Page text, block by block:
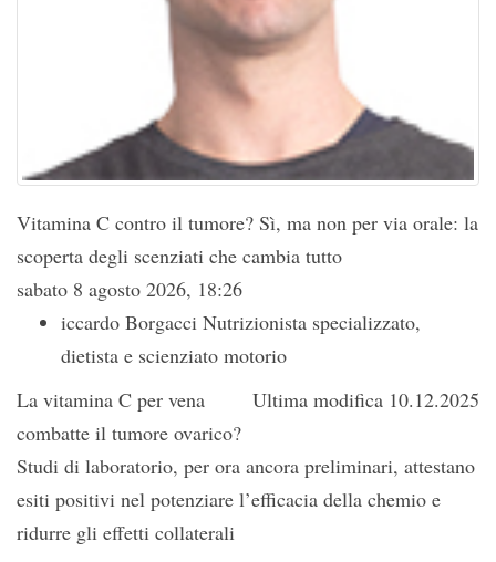
Vitamina C contro il tumore? Sì, ma non per via orale: la
scoperta degli scenziati che cambia tutto
sabato 8 agosto 2026, 18:26
iccardo Borgacci Nutrizionista specializzato,
dietista e scienziato motorio
Ultima modifica 10.12.2025
La vitamina C per vena
combatte il tumore ovarico?
Studi di laboratorio, per ora ancora preliminari, attestano
esiti positivi nel potenziare l’efficacia della chemio e
ridurre gli effetti collaterali